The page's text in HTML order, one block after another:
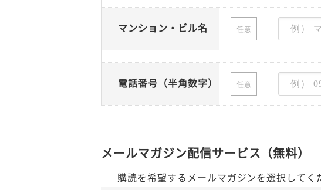
マンション・ビル名 任意
電話番号（半角数字） 任意
メールマガジン配信サービス（無料）
購読を希望するメールマガジンを選択してく